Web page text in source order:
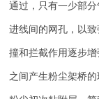
通过，只有一少部
进线间的网孔，以
撞和拦截作用逐步
之间产生粉尘架桥